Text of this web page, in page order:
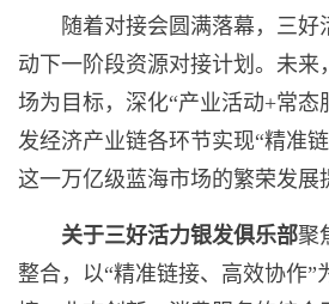
随着对接会圆满落幕，三好
动下一阶段资源对接计划。未来
场为目标，深化“产业活动+常态
发经济产业链各环节实现“精准
这一万亿级蓝海市场的繁荣发展
关于三好活力银发俱乐部聚
整合，以“精准链接、高效协作”